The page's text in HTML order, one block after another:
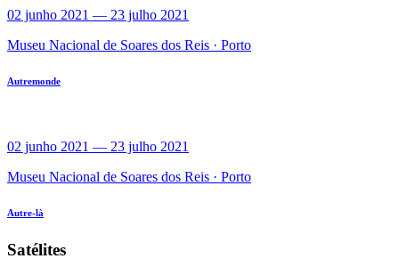
02 junho 2021 — 23 julho 2021
Museu Nacional de Soares dos Reis · Porto
Autremonde
02 junho 2021 — 23 julho 2021
Museu Nacional de Soares dos Reis · Porto
Autre-là
Satélites